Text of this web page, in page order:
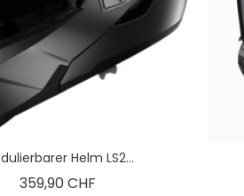
Helm LS2...
359,90 CHF